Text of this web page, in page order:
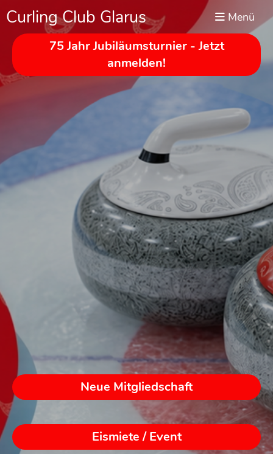
Curling Club Glarus Menü
75 Jahr Jubiläumsturnier - Jetzt
anmelden!
Neue Mitgliedschaft
Eismiete / Event